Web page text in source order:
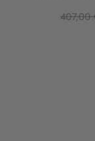
407,00